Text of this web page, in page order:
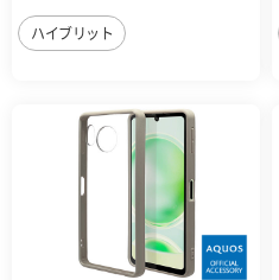
ハイブリット